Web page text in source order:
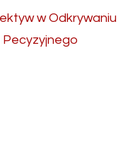
w Odkrywaniu
Pecyzyjnego